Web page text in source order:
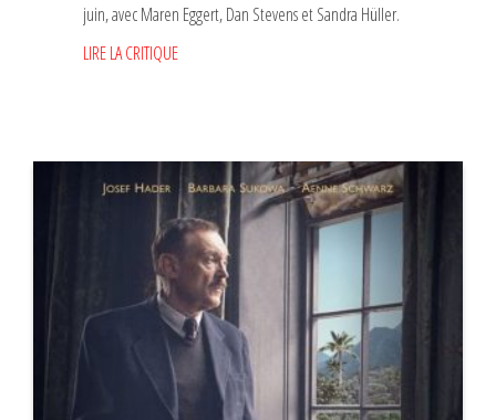
juin, avec Maren Eggert, Dan Stevens et Sandra Hüller.
LIRE LA CRITIQUE